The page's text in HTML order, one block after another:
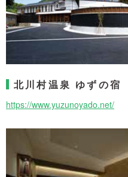
北川村温泉 ゆずの
https://www.yuzunoyado.net/